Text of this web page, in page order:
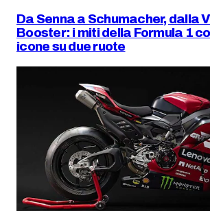
Da Senna a Schumacher, dalla
Booster: i miti della Formula 1
icone su due ruote